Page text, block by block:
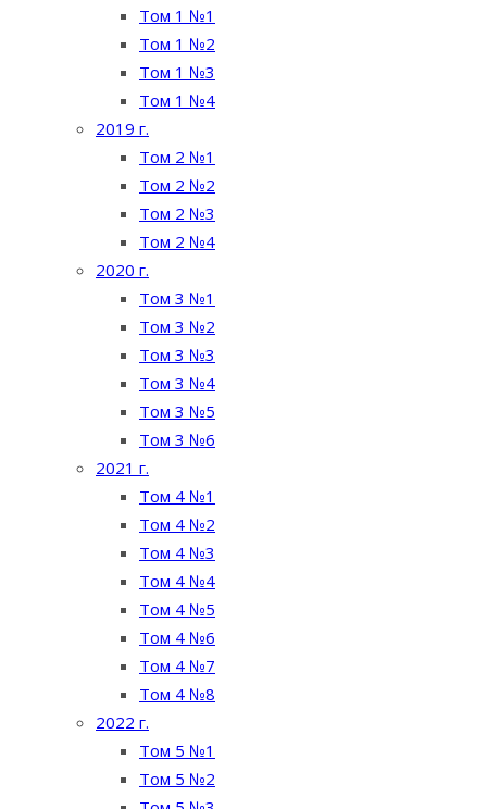
Том 1 №1
Том 1 №2
Том 1 №3
Том 1 №4
2019 г.
Том 2 №1
Том 2 №2
Том 2 №3
Том 2 №4
2020 г.
Том 3 №1
Том 3 №2
Том 3 №3
Том 3 №4
Том 3 №5
Том 3 №6
2021 г.
Том 4 №1
Том 4 №2
Том 4 №3
Том 4 №4
Том 4 №5
Том 4 №6
Том 4 №7
Том 4 №8
2022 г.
Том 5 №1
Том 5 №2